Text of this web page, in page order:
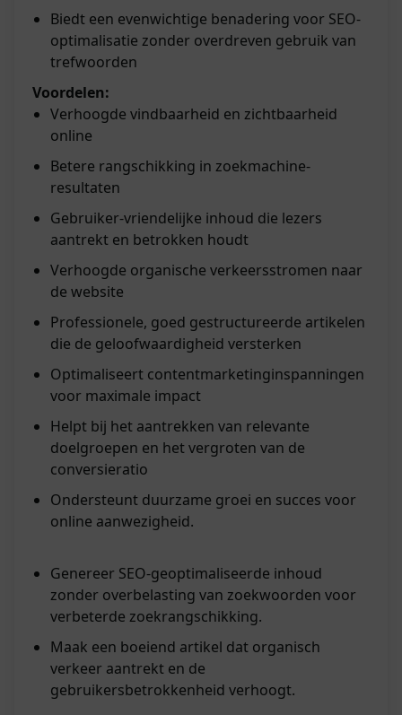
Biedt een evenwichtige benadering voor SEO-
optimalisatie zonder overdreven gebruik van
trefwoorden
Voordelen:
Verhoogde vindbaarheid en zichtbaarheid
online
Betere rangschikking in zoekmachine-
resultaten
Gebruiker-vriendelijke inhoud die lezers
aantrekt en betrokken houdt
Verhoogde organische verkeersstromen naar
de website
Professionele, goed gestructureerde artikelen
die de geloofwaardigheid versterken
Optimaliseert contentmarketinginspanningen
voor maximale impact
Helpt bij het aantrekken van relevante
doelgroepen en het vergroten van de
conversieratio
Ondersteunt duurzame groei en succes voor
online aanwezigheid.
Genereer SEO-geoptimaliseerde inhoud
zonder overbelasting van zoekwoorden voor
verbeterde zoekrangschikking.
Maak een boeiend artikel dat organisch
verkeer aantrekt en de
gebruikersbetrokkenheid verhoogt.